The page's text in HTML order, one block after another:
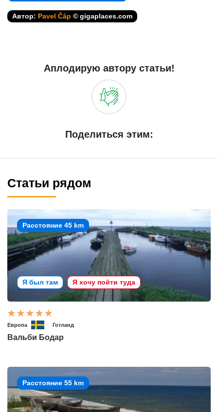
Автор: Pavel Čáp © gigaplaces.com
Аплодирую автору статьи!
Поделиться этим:
Статьи рядом
Расстояние 45 km
Я был там Я хочу пойти туда
Европа Готланд
Вальби Бодар
Расстояние 55 km